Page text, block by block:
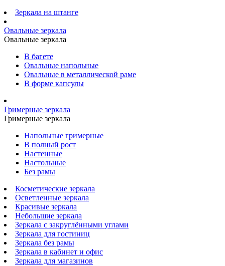
Зеркала на штанге
Овальные зеркала
Овальные зеркала
В багете
Овальные напольные
Овальные в металлической раме
В форме капсулы
Гримерные зеркала
Гримерные зеркала
Напольные гримерные
В полный рост
Настенные
Настольные
Без рамы
Косметические зеркала
Осветленные зеркала
Красивые зеркала
Небольшие зеркала
Зеркала с закруглёнными углами
Зеркала для гостиниц
Зеркала без рамы
Зеркала в кабинет и офис
Зеркала для магазинов